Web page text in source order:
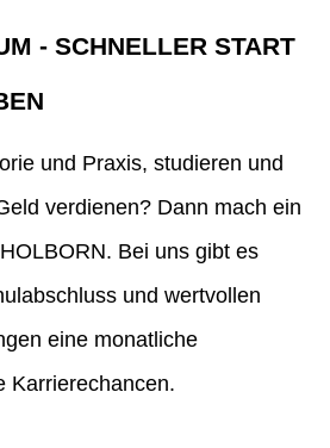
- SCHNELLER START
und Praxis, studieren und
verdienen? Dann mach ein
Bei uns gibt es
und wertvollen
eine monatliche
Karrierechancen.